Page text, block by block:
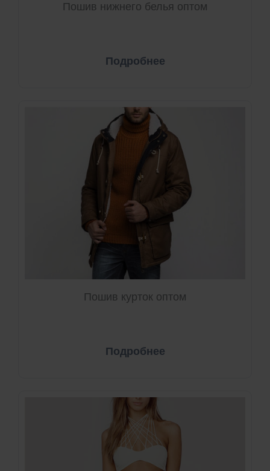
Пошив нижнего белья оптом
Подробнее
Пошив курток оптом
Подробнее